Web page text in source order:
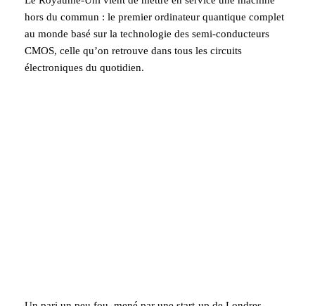
hors du commun : le premier ordinateur quantique complet
au monde basé sur la technologie des semi-conducteurs
CMOS, celle qu’on retrouve dans tous les circuits
électroniques du quotidien.